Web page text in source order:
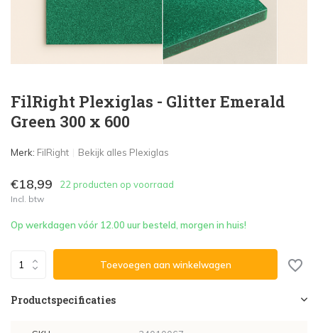
FilRight Plexiglas - Glitter Emerald
Green 300 x 600
Merk: FilRight Bekijk alles Plexiglas
€18,99 22 producten op voorraad
Incl. btw
Op werkdagen vóór 12.00 uur besteld, morgen in huis!
Toevoegen aan winkelwagen
Productspecificaties